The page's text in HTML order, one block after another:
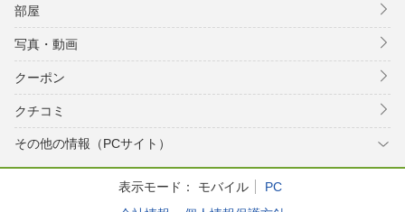
部屋
写真・動画
クーポン
クチコミ
その他の情報（PCサイト）
表示モード： モバイル
PC